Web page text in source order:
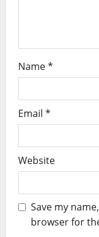
Name*
Email *
Website
Save my
browser for